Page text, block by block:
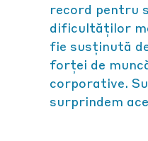
record pentru
dificultăților
fie susținută
forței de
corporative.
surprindem